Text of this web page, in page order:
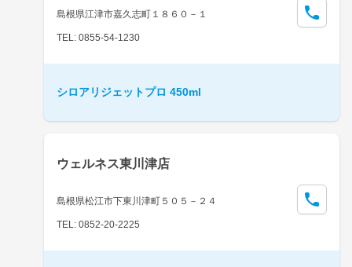
島根県江津市嘉久志町１８６０－１
TEL: 0855-54-1230
シロアリジェットプロ 450ml
ウェルネス東川津店
島根県松江市下東川津町５０５－２４
TEL: 0852-20-2225